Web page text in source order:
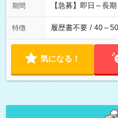
期間 【急募】即日～長
特徴 履歴書不要 / 40～
気になる！